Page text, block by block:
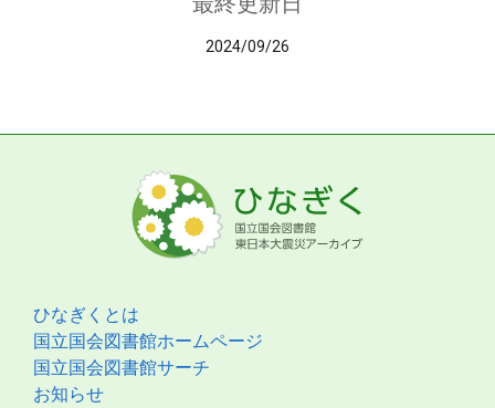
2024/09/26
ひなぎくとは
国立国会図書館ホームページ
国立国会図書館サーチ
お知らせ